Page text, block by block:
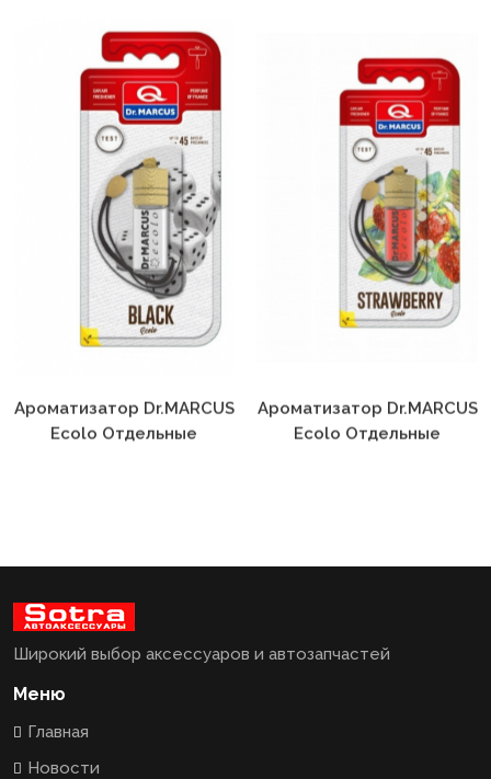
Ecolo Отдельные
Ароматы Black
Ecolo Отдельные
Ароматы Grapefruit
Широкий выбор аксессуаров и автозапчастей
Меню
Главная
Новости